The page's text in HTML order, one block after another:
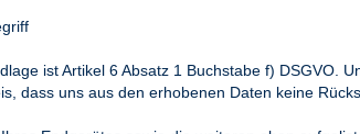
ist Artikel 6 Absatz 1 Buchstabe f) DSGVO.
dass uns aus den erhobenen Daten keine